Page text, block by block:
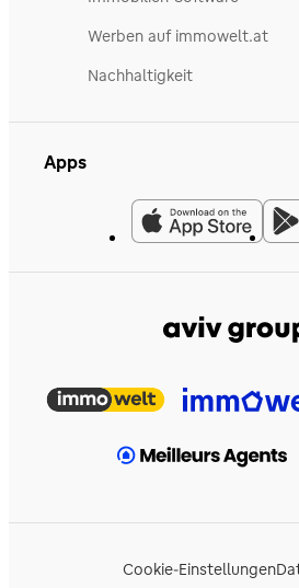
Werben auf immowelt.at
Nachhaltigkeit
Apps
Cookie-Einstellungen